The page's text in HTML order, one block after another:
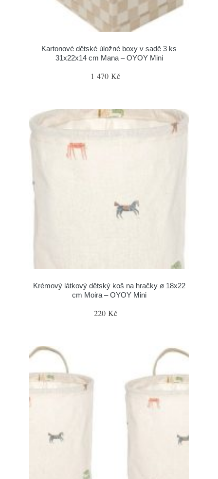
Kartonové dětské úložné boxy v sadě 3 ks
31x22x14 cm Mana – OYOY Mini
1 470 Kč
Krémový látkový dětský koš na hračky ø 18x22
cm Moira – OYOY Mini
220 Kč